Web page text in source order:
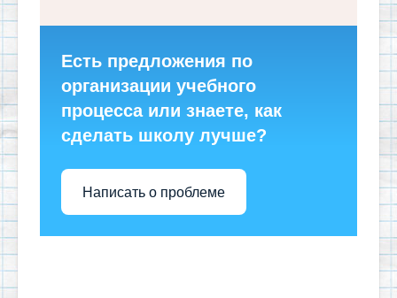
Есть предложения по
организации учебного
процесса или знаете, как
сделать школу лучше?
Написать о проблеме